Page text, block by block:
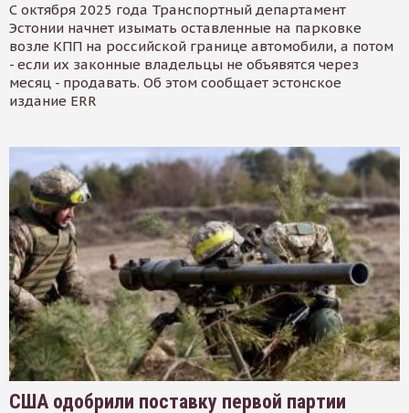
С октября 2025 года Транспортный департамент
Эстонии начнет изымать оставленные на парковке
возле КПП на российской границе автомобили, а потом
- если их законные владельцы не объявятся через
месяц - продавать. Об этом сообщает эстонское
издание ERR
США одобрили поставку первой партии